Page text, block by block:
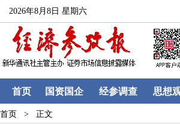
2026年8月8日 星期六
首页 国资国企 经参调查 思想
首页 > 正文